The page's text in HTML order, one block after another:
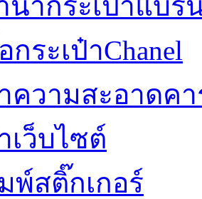
กระเป๋าChanel
ความสะอาดค
เว็บไซต์
พ์สติ๊กเกอร์